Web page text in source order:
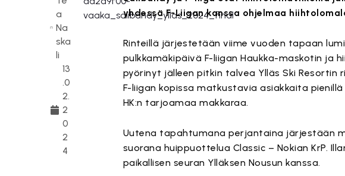
a
Na
ska
li
13
.0
2.
2
0
2
4
yhdessä F-Liigan kanssa ohjelmaa
Rinteillä järjestetään viime vuoden tapaan
pulkkamäkipäivä F-liigan Haukka-maskotin ja
pyörinyt jälleen pitkin talvea Ylläs Ski
F-liigan kopissa matkustavia asiakkaita
HK:n tarjoamaa makkaraa.
Uutena tapahtumana perjantaina järjestään
suorana huippuottelua Classic – Nokian KrP.
paikallisen seuran Ylläksen Nousun kanssa.